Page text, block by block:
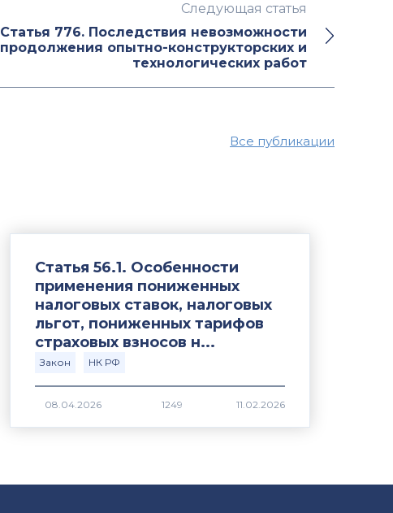
Следующая статья
Статья 776. Последствия невозможности
продолжения опытно-конструкторских и
технологических работ
Все публикации
Статья 56.1. Особенности
применения пониженных
налоговых ставок, налоговых
льгот, пониженных тарифов
страховых взносов н...
Закон НК РФ
1249